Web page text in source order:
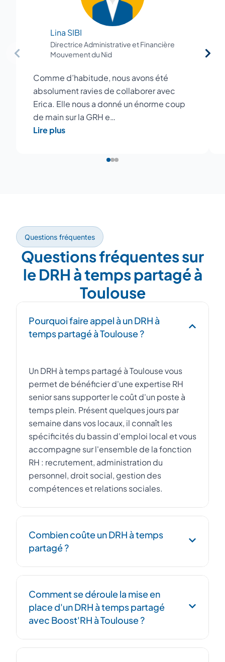
Lina SIBI
Directrice Administrative et Financière
Mouvement du Nid
Comme d’habitude, nous avons été
absolument ravies de collaborer avec
Erica. Elle nous a donné un énorme coup
de main sur la GRH e…
Lire plus
Questions fréquentes
Questions fréquentes sur
le DRH à temps partagé à
Toulouse
Pourquoi faire appel à un DRH à
temps partagé à Toulouse ?
Un DRH à temps partagé à Toulouse vous
permet de bénéficier d'une expertise RH
senior sans supporter le coût d'un poste à
temps plein. Présent quelques jours par
semaine dans vos locaux, il connaît les
spécificités du bassin d'emploi local et vous
accompagne sur l'ensemble de la fonction
RH : recrutement, administration du
personnel, droit social, gestion des
compétences et relations sociales.
Combien coûte un DRH à temps
partagé ?
du volume d'intervention (nombre de jours
par mois) et de la complexité des missions
confiées. En moyenne, il représente 30 à 50
% du coût d'un DRH salarié à temps plein,
tout en offrant une expertise équivalente.
Comment se déroule la mise en
place d'un DRH à temps partagé
avec Boost'RH à Toulouse ?